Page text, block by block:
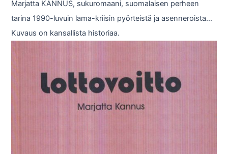
Marjatta KANNUS, sukuromaani, suomalaisen perheen
tarina 1990-luvuin lama-kriisin pyörteistä ja asenneroista…
Kuvaus on kansallista historiaa.